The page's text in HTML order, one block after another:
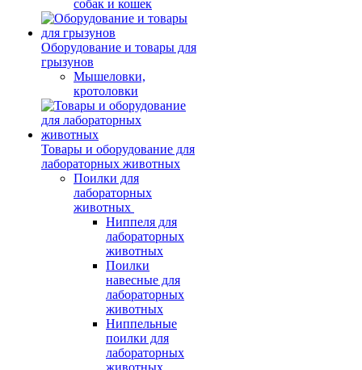
собак и кошек
Оборудование и товары для
грызунов
Мышеловки,
кротоловки
Товары и оборудование для
лабораторных животных
Поилки для
лабораторных
животных
Ниппеля для
лабораторных
животных
Поилки
навесные для
лабораторных
животных
Ниппельные
поилки для
лабораторных
животных